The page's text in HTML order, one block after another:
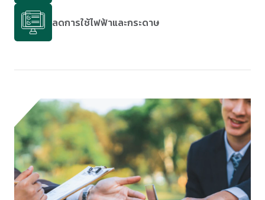
ลดการใช้ไฟฟ้าและกระดาษ